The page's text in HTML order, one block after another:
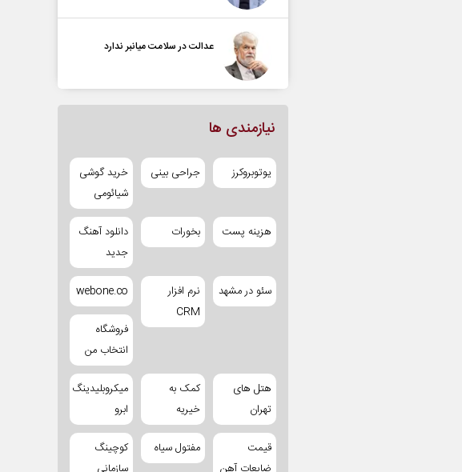
عدالت در سلامت میانبر ندارد
نیازمندی ها
یوتوبروکرز جراحی بینی
خرید گوشی
شیائومی
هزینه پست بخورات
دانلود آهنگ
جدید
سئو در مشهد
نرم افزار
CRM
webone.co
فروشگاه
انتخاب من
هتل های
تهران
کمک به
خیریه
میکروبلیدینگ
ابرو
قیمت
مفتول سیاه
کوچینگ